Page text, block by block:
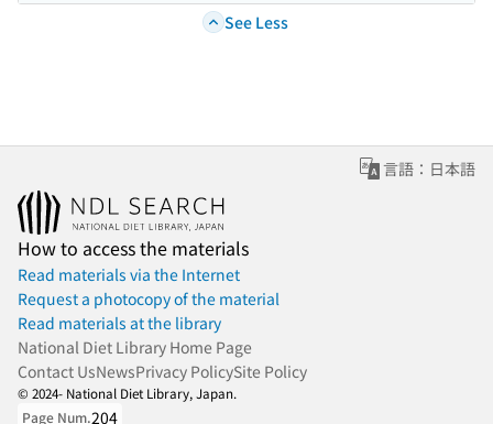
See Less
言語：日本語
How to access the materials
Read materials via the Internet
Request a photocopy of the material
Read materials at the library
National Diet Library Home Page
Contact UsNewsPrivacy PolicySite Policy
© 2024- National Diet Library, Japan.
Page Num.204